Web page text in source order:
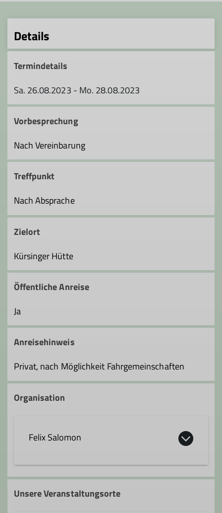
Details
Termindetails
Sa. 26.08.2023 - Mo. 28.08.2023
Vorbesprechung
Nach Vereinbarung
Treffpunkt
Nach Absprache
Zielort
Kürsinger Hütte
Öffentliche Anreise
Ja
Anreisehinweis
Privat, nach Möglichkeit Fahrgemeinschaften
Organisation
Felix Salomon
felix.salomon@dav-feucht.de
Unsere Veranstaltungsorte